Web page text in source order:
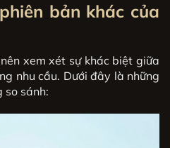
bản khác của
xem xét sự khác biệt giữa
nhu cầu. Dưới đây là những
so sánh: